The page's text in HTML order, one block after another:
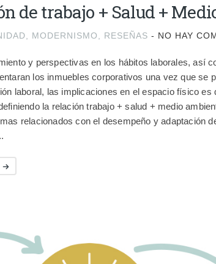
de trabajo + Salud +
MODERNISMO RESEÑAS - NO HAY
y perspectivas en los hábitos laborales, así
los inmuebles corporativos una vez que se
laboral, las implicaciones en el espacio físico es
la relación trabajo + salud + medio
relacionados con el desempeño y adaptación